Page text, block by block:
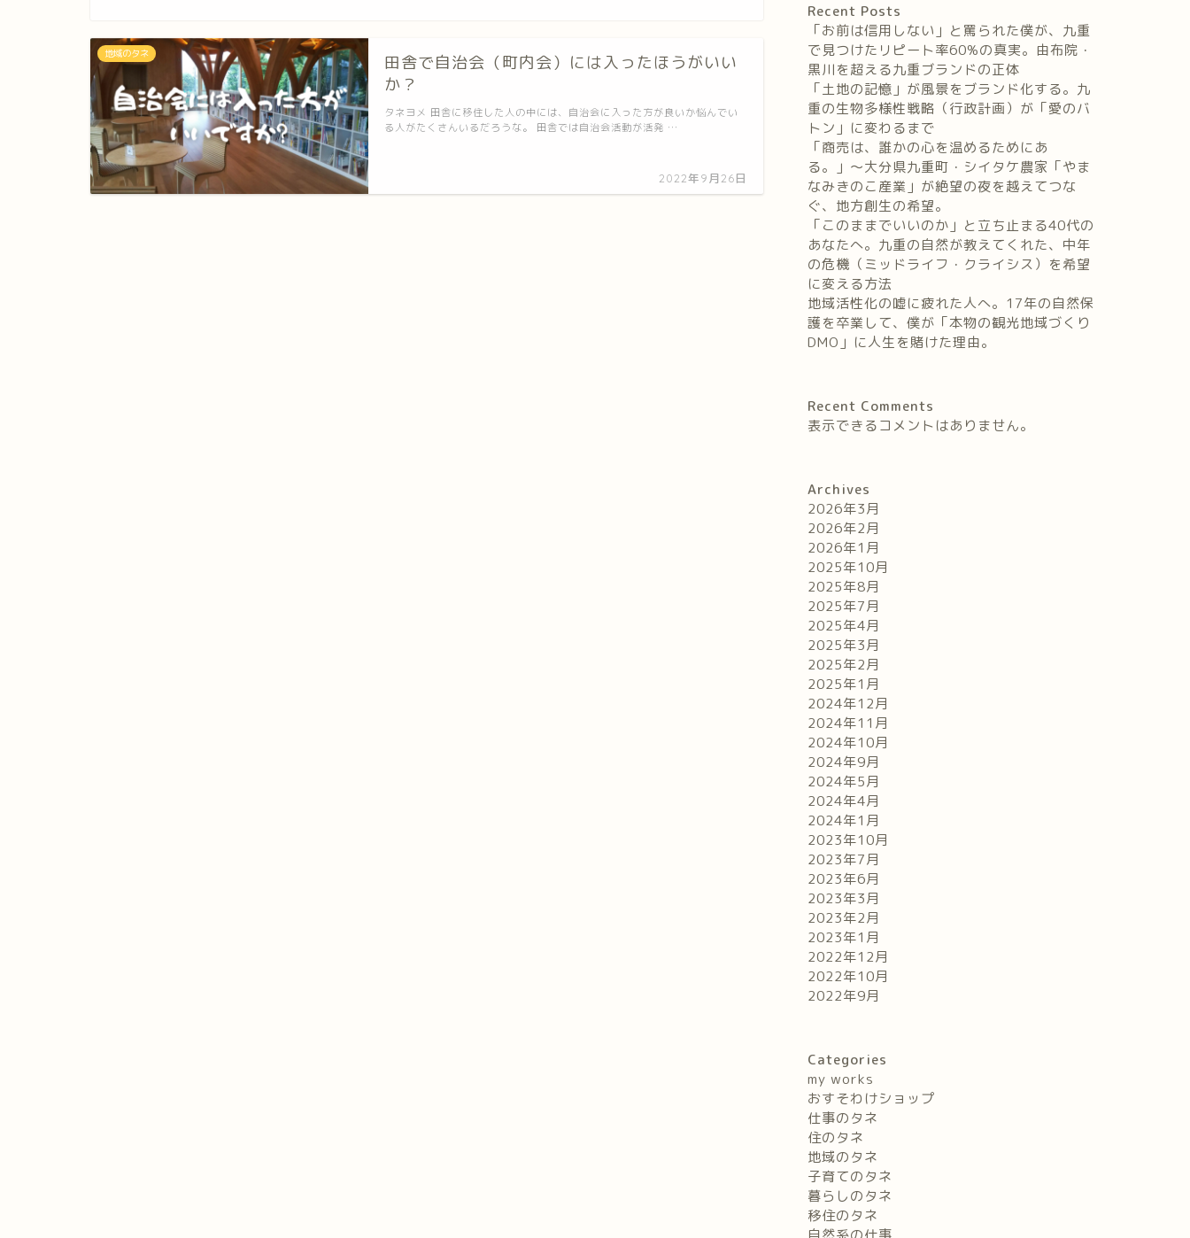
地域のタネ
田舎で自治会（町内会）には入ったほうがいい
か？
2022年9月26日
タネヨメ 田舎に移住した人の中には、自治会に入った方が良いか悩んでい
る人がたくさんいるだろうな。 田舎では自治会活動が活発 …
Recent Posts
「お前は信用しない」と罵られた僕が、九重
で見つけたリピート率60%の真実。由布院・
黒川を超える九重ブランドの正体
「土地の記憶」が風景をブランド化する。九
重の生物多様性戦略（行政計画）が「愛のバ
トン」に変わるまで
「商売は、誰かの心を温めるためにあ
る。」〜大分県九重町・シイタケ農家「やま
なみきのこ産業」が絶望の夜を越えてつな
ぐ、地方創生の希望。
「このままでいいのか」と立ち止まる40代の
あなたへ。九重の自然が教えてくれた、中年
の危機（ミッドライフ・クライシス）を希望
に変える方法
地域活性化の嘘に疲れた人へ。17年の自然保
護を卒業して、僕が「本物の観光地域づくり
DMO」に人生を賭けた理由。
Recent Comments
表示できるコメントはありません。
Archives
2026年3月
2026年2月
2026年1月
2025年10月
2025年8月
2025年7月
2025年4月
2025年3月
2025年2月
2025年1月
2024年12月
2024年11月
2024年10月
2024年9月
2024年5月
2024年4月
2024年1月
2023年10月
2023年7月
2023年6月
2023年3月
2023年2月
2023年1月
2022年12月
2022年10月
2022年9月
Categories
my works
おすそわけショップ
仕事のタネ
住のタネ
地域のタネ
子育てのタネ
暮らしのタネ
移住のタネ